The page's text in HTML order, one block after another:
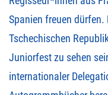
Spanien freuen dürfen.
Tschechischen
Juniorfest zu sehen
internationaler